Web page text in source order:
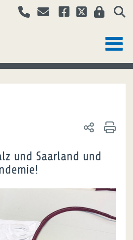
und Saarland und